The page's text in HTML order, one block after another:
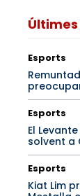
Esports
Esports
El
solvent a
Esports
Kiat Lim